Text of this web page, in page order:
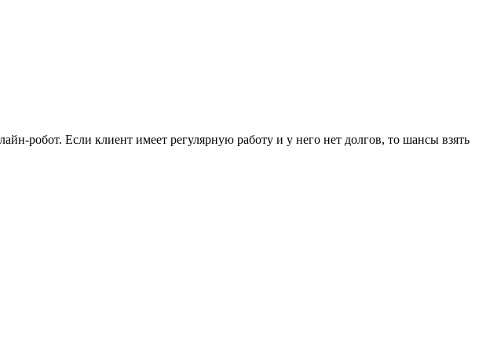
робот. Если клиент имеет регулярную работу и у него нет долгов, то шансы взять